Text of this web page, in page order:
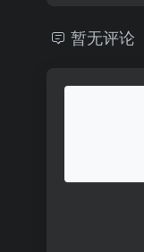
暂无评论